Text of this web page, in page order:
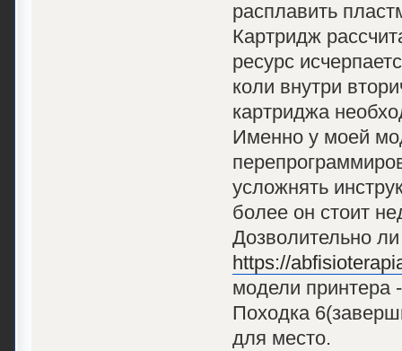
расплавить
Картридж
ресурс
коли внутри
картриджа
Именно у моей
усложнять
более он стоит
Дозволительно
https://
модели принтера
Походка
для место.